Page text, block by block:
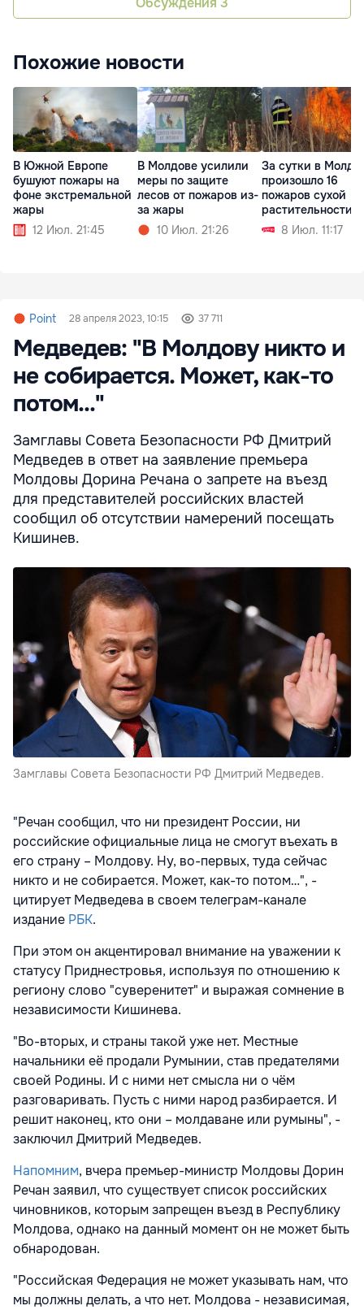
Похожие новости
В Южной Европе
бушуют пожары на
фоне экстремальной
жары
12 Июл. 21:45
В Молдове усилили
меры по защите
лесов от пожаров из-
за жары
10 Июл. 21:26
За сутки в
произошло 16
пожаров сухой
растительности
8 Июл. 11:17
Point 28 апреля 2023, 10:15 37 711
Медведев: "В Молдову никто и
не собирается. Может, как-то
потом..."
Замглавы Совета Безопасности РФ Дмитрий
Медведев в ответ на заявление премьера
Молдовы Дорина Речана о запрете на въезд
для представителей российских властей
сообщил об отсутствии намерений посещать
Кишинев.
Замглавы Совета Безопасности РФ Дмитрий Медведев.
"Речан сообщил, что ни президент России, ни
российские официальные лица не смогут въехать в
его страну – Молдову. Ну, во-первых, туда сейчас
никто и не собирается. Может, как-то потом…", -
цитирует Медведева в своем телеграм-канале
издание РБК.
При этом он акцентировал внимание на уважении к
статусу Приднестровья, используя по отношению к
региону слово "суверенитет" и выражая сомнение в
независимости Кишинева.
"Во-вторых, и страны такой уже нет. Местные
начальники её продали Румынии, став предателями
своей Родины. И с ними нет смысла ни о чём
разговаривать. Пусть с ними народ разбирается. И
решит наконец, кто они – молдаване или румыны", -
заключил Дмитрий Медведев.
Напомним, вчера премьер-министр Молдовы Дорин
Речан заявил, что существует список российских
чиновников, которым запрещен въезд в Республику
Молдова, однако на данный момент он не может быть
обнародован.
"Российская Федерация не может указывать нам, что
мы должны делать, а что нет. Молдова - независимая,